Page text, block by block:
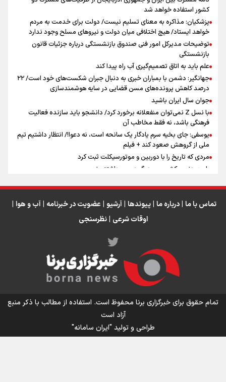
سه حسرتی که به دلم ماند
اینفو برنا / جدول کامل فاصله مرز شلمچه تا شهرهای زیارتی
عراق
اینفو برنا/ میزان مالیات بر ارزش افزوده چقدر است؟
کشور استفاده خواهد شد
پزشکیان: مذاکره به معنای تسلیم نیست/ دولت برای خدمت به مردم
خواهد ایستاد/ هیچ اختلافی میان دولت و نیروهای مسلح وجود ندارد
توضیحات مدیرکل امور فنی صندوق بازنشستگی درباره جزئیات قانون
بازنشستگی
علم باید به اتاق تصمیم‌گیری آب راه پیدا کند
جهانگیر: دشمن با بمباران خبری به دنبال جبران شکست‌های خود است/ ۲۲
درصد کاهش پرونده‌های مسن قضایی در سایه هوشمندسازی
جوان سال ایران باشید
با نسل Z نمی‌توان منفعلانه برخورد کرد/ دانشجو باید سازنده فعالیت
فرهنگی باشد، نه فقط مخاطب آن
یوسفی: جای بخیه سرم یادگار یک سانحه است، نه دعوا!/ انتظار داشتیم تیم
ملی از گروهش صعود کند + فیلم
مردی که تاریخ را با دوربین و موتورسیکلت ثبت کرد
رابرت دنیرو: کشور من دیگر دوست‌داشتنی نیست
انتظار حضور تیم‌های بزرگ مثل استقلال در لیگ هستیم
تورم ۵۸ درصدی معدن / وقتی هزینه استخراج از توان قیمت‌گذاری سبقتتماس با ما | درباره ما | پیوندها | آرشیو | عضویت در خبرنامه | آب و هوا |
اوقات شرعی | نظرسنجی
تمام حقوق برای خبرگزاری برنا محفوظ است. استفاده از مطالب با ذکر منبع
آزاد است
طراحی و تولید"ایران سامانه"